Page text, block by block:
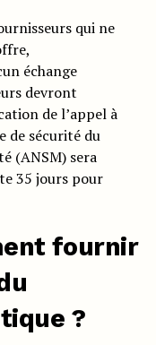
qui ne
échange
devront
de l’appel à
de sécurité du
(ANSM) sera
35 jours pour
fournir
?